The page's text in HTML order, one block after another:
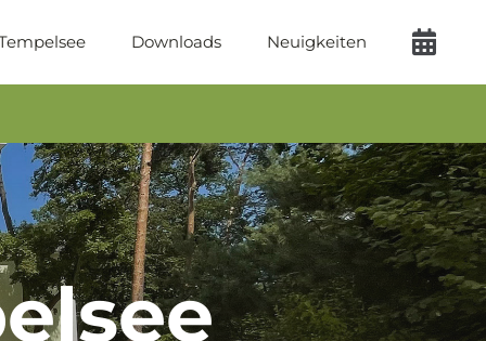
Downloads Neuigkeiten